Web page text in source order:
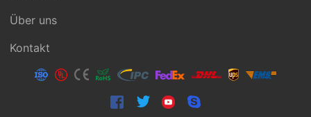
Über uns
Kontakt